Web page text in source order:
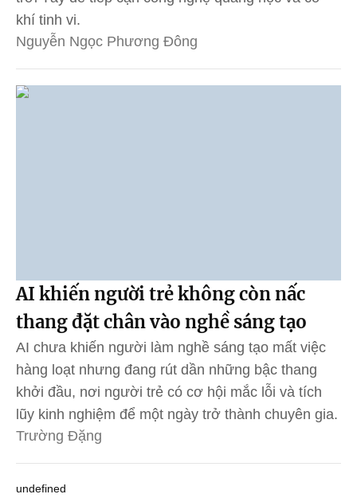
khí tinh vi.
Nguyễn Ngọc Phương Đông
AI khiến người trẻ không còn nấc
thang đặt chân vào nghề sáng tạo
AI chưa khiến người làm nghề sáng tạo mất việc
hàng loạt nhưng đang rút dần những bậc thang
khởi đầu, nơi người trẻ có cơ hội mắc lỗi và tích
lũy kinh nghiệm để một ngày trở thành chuyên gia.
Trường Đặng
undefined